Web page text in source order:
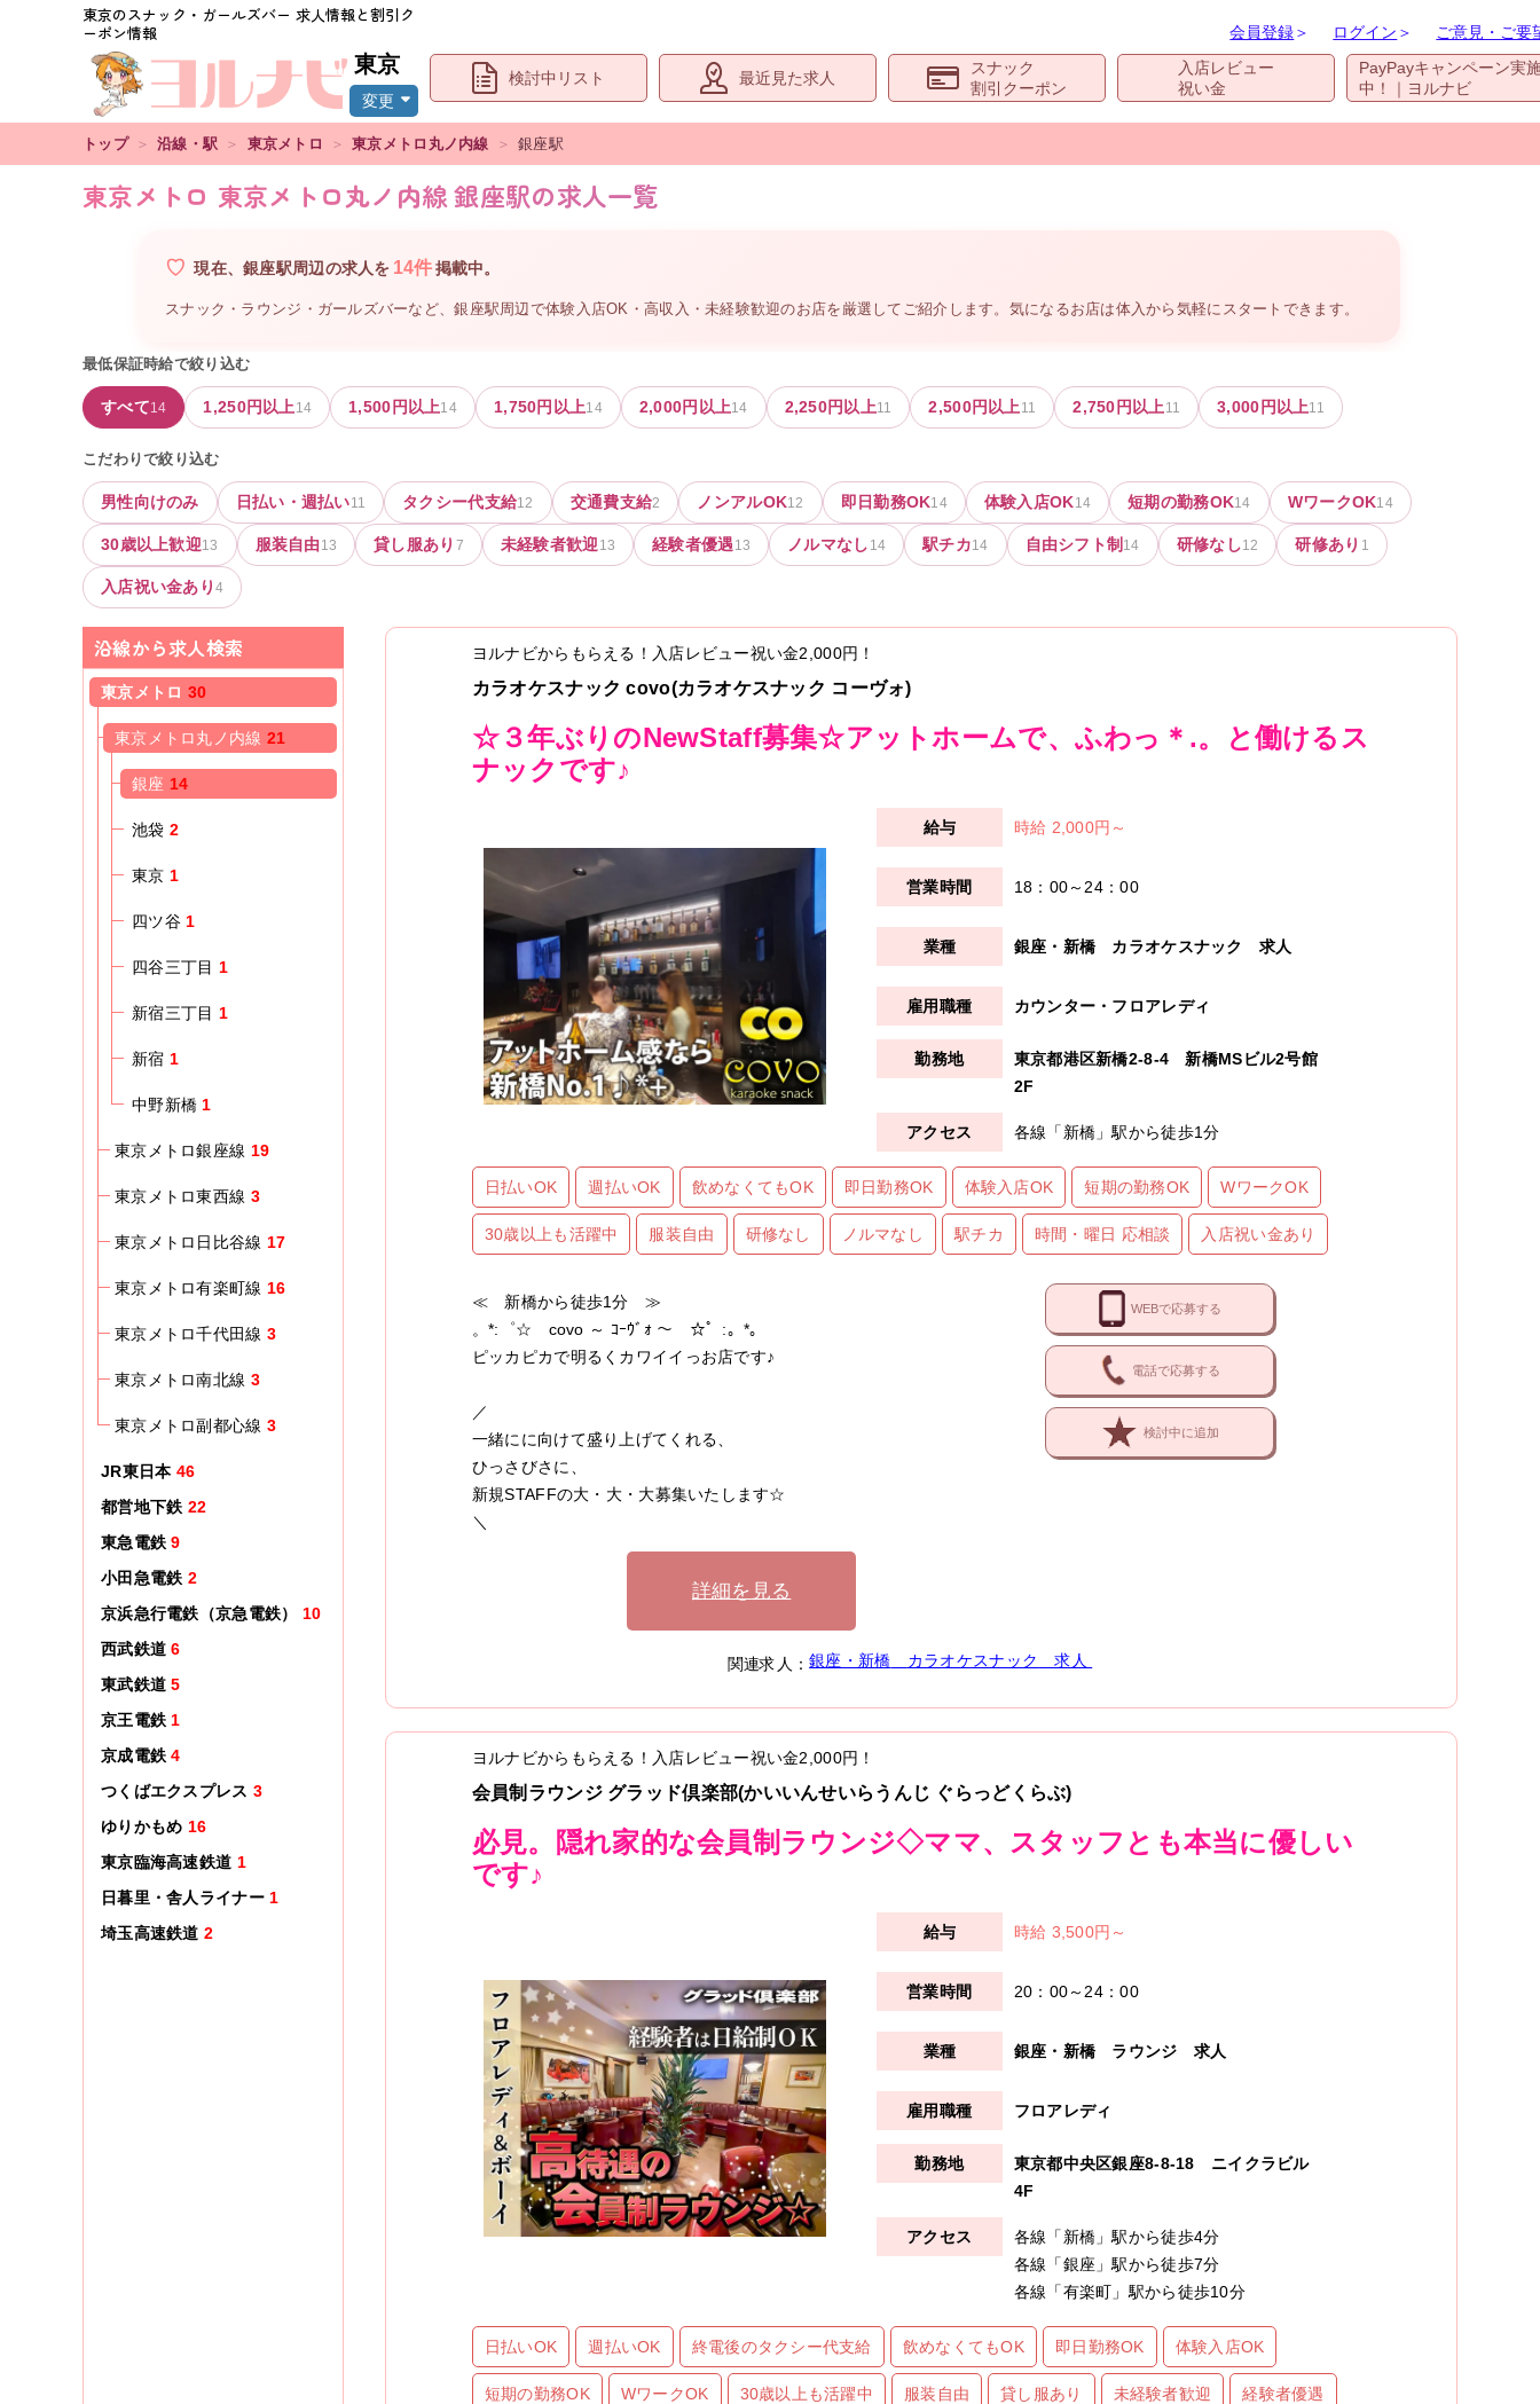
東京のスナック・ガールズバー 求人情報と割引ク
ーポン情報
東京
変更
会員登録＞ ログイン ＞ ご意見・ご要
検討中リスト 最近見た求人
スナック
割引クーポン
入店レビュー
祝い金
PayPayキャンペーン実
中！｜ヨルナビ
トップ ＞ 沿線・駅 ＞ 東京メトロ ＞ 東京メトロ丸ノ内線 ＞ 銀座駅
東京メトロ 東京メトロ丸ノ内線 銀座駅の求人一覧
現在、銀座駅周辺の求人を 14件掲載中。
スナック・ラウンジ・ガールズバーなど、銀座駅周辺で体験入店OK・高収入・未経験歓迎のお店を厳選してご紹介します。気になるお店は体入から気軽にスタートできます。
最低保証時給で絞り込む
すべて14 1,250円以上 14 1,500 円以上14 1,750円以上14 2,000円以上14 2,250円以上11 2,500円以上 11 2,750 円以上 11 3,000 円以上11
こだわりで絞り込む
男性向けのみ 日払い・週払い11 タクシー代支給12 交通費支給2 ノンアルOK12 即日勤務OK14 体験入店OK14 短期の勤務OK14 WワークOK14
30歳以上歓迎13 服装自由13 貸し服あり 7 未経験者歓迎 13 経験者優遇 13 ノルマなし 14 駅チカ14 自由シフト制 14 研修なし12 研修あり 1
入店祝い金あり 4
沿線から求人検索
東京メトロ 30
東京メトロ丸ノ内線 21
銀座 14
池袋 2
東京 1
四ツ谷 1
四谷三丁目 1
新宿三丁目 1
新宿 1
中野新橋 1
東京メトロ銀座線 19
東京メトロ東西線 3
東京メトロ日比谷線 17
東京メトロ有楽町線 16
東京メトロ千代田線 3
東京メトロ南北線 3
東京メトロ副都心線 3
JR東日本 46
都営地下鉄 22
東急電鉄 9
小田急電鉄 2
京浜急行電鉄（京急電鉄）
10
西武鉄道 6
東武鉄道 5
京王電鉄 1
京成電鉄 4
つくばエクスプレス 3
ゆりかもめ 16
東京臨海高速鉄道 1
日暮里・舎人ライナー 1
埼玉高速鉄道 2
ヨルナビからもらえる！入店レビュー祝い金2,000円 ！
カラオケスナック covo(カラオケスナック コーヴォ)
☆３年ぶりのNewStaff募集☆アットホームで、ふわっ＊.。と働けるス
ナックです♪
時給 2,000円～
18：00～24：00
銀座・新橋 カラオケスナック 求人
カウンター・フロアレディ
東京都港区新橋2-8-4 新橋MSビル2号館
2F
各線「新橋」駅から徒歩1分
日払いOK 週払いOK 飲めなくてもOK 即日勤務OK 体験入店OK 短期の勤務OK WワークOK
30歳以上も活躍中 服装自由 研修なし ノルマなし 駅チカ 時間・曜日 応相談 入店祝い金あり
≪ 新橋から徒歩1分 ≫
。*:゜☆ covo ～ ｺｰｳﾞｫ ～ ☆゜:。*。
ピッカピカで明るくカワイイっお店です♪
／
一緒にに向けて盛り上げてくれる、
ひっさびさに、
新規STAFFの大・大・大募集いたします☆
＼
詳細を見る
WEBで応募する
電話で応募する
検討中に追加
関連求人：銀座・新橋 カラオケスナック 求人
ヨルナビからもらえる！入店レビュー祝い金2,000円 ！
会員制ラウンジ グラッド倶楽部(かいいんせいらうんじ ぐらっどくらぶ)
必見。隠れ家的な会員制ラウンジ◇ママ、スタッフとも本当に優しい
です♪
時給 3,500円～
20：00～24：00
銀座・新橋 ラウンジ 求人
フロアレディ
東京都中央区銀座8-8-18 ニイクラビル
4F
各線「新橋」駅から徒歩4分
各線「銀座」駅から徒歩7分
各線「有楽町」駅から徒歩10分
日払いOK 週払いOK 終電後のタクシー代支給 飲めなくてもOK 即日勤務OK 体験入店OK
短期の勤務OK WワークOK 30歳以上も活躍中 服装自由 貸し服あり 未経験者歓迎 経験者優遇